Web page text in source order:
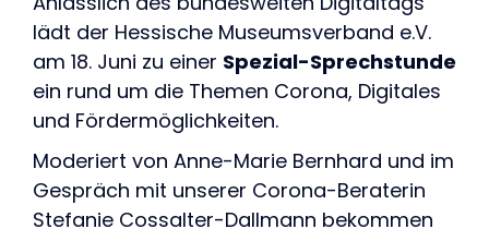
lädt der Hessische Museumsverband e.V.
am 18. Juni zu einer Spezial-Sprechstunde
ein rund um die Themen Corona, Digitales
und Fördermöglichkeiten.
Moderiert von Anne-Marie Bernhard und im
Gespräch mit unserer Corona-Beraterin
Stefanie Cossalter-Dallmann bekommen